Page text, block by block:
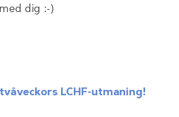
dig :-)
tvåveckors LCHF-utmaning!